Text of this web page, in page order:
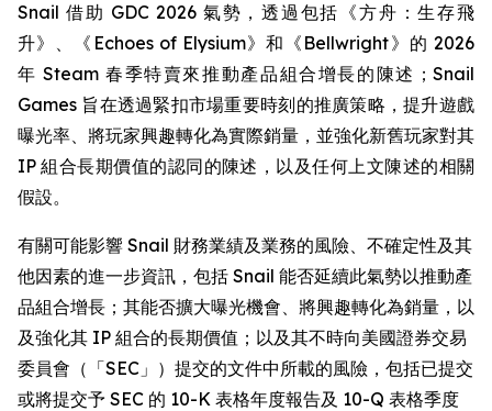
Snail 借助 GDC 2026 氣勢，透過包括《方舟：生存飛
升》、《Echoes of Elysium》和《Bellwright》的 2026
年 Steam 春季特賣來推動產品組合增長的陳述；Snail
Games 旨在透過緊扣市場重要時刻的推廣策略，提升遊戲
曝光率、將玩家興趣轉化為實際銷量，並強化新舊玩家對其
IP 組合長期價值的認同的陳述，以及任何上文陳述的相關
假設。
有關可能影響 Snail 財務業績及業務的風險、不確定性及其
他因素的進一步資訊，包括 Snail 能否延續此氣勢以推動產
品組合增長；其能否擴大曝光機會、將興趣轉化為銷量，以
及強化其 IP 組合的長期價值；以及其不時向美國證券交易
委員會（「SEC」）提交的文件中所載的風險，包括已提交
或將提交予 SEC 的 10-K 表格年度報告及 10-Q 表格季度